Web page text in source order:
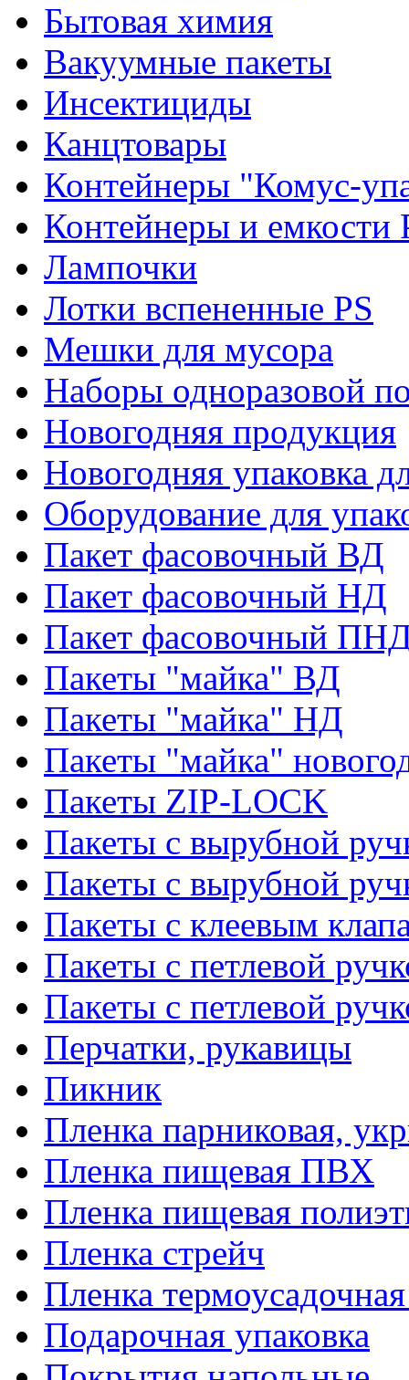
Бытовая химия
Вакуумные пакеты
Инсектициды
Канцтовары
Контейнеры "Комус-
Контейнеры и емкости
Лампочки
Лотки вспененные PS
Мешки для мусора
Наборы одноразовой
Новогодняя продукция
Новогодняя упаковка
Оборудование для
Пакет фасовочный ВД
Пакет фасовочный НД
Пакет фасовочный
Пакеты "майка" ВД
Пакеты "майка" НД
Пакеты "майка"
Пакеты ZIP-LOCK
Пакеты с вырубной
Пакеты с вырубной
Пакеты с клеевым
Пакеты с петлевой
Пакеты с петлевой
Перчатки, рукавицы
Пикник
Пленка парниковая,
Пленка пищевая ПВХ
Пленка пищевая
Пленка стрейч
Пленка
Подарочная упаковка